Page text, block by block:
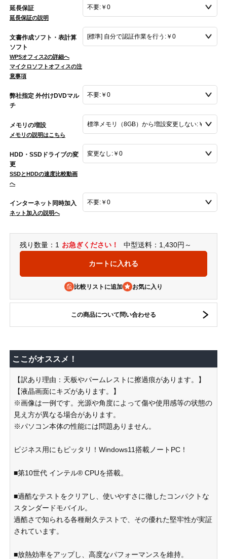
延長保証
延長保証の説明
文書作成ソフト・表計算
ソフト
WPSオフィス2の詳細へ
マイクロソフトオフィスの注
意事項
弊社指定 外付けDVDマル
チ
メモリの増設
メモリの説明はこちら
HDD・SSDドライブの変
更
SSDとHDDの速度比較動画
へ
インターネット同時加入
ネット加入の説明へ
残り数量：1 お急ぎください！ 中型送料：1,430円～
比較リストに追加
この商品について問い合わせる
ここがオススメ！
【訳あり理由：天板やパームレストに擦過痕があります。】
【液晶画面にキズがあります。】
※画像は一例です。光源や角度によって傷や使用感等の状態の
見え方が異なる場合があります。
※パソコン本体の性能には問題ありません。
ビジネス用にもピッタリ！Windows11搭載ノートPC！
■第10世代 インテル® CPUを搭載。
■過酷なテストをクリアし、使いやすさに徹したコンパクトな
スタンダードモバイル。
過酷さで知られる各種耐久テストで、その優れた堅牢性が実証
されています。
■放熱効率をアップし、高度なパフォーマンスを維持。